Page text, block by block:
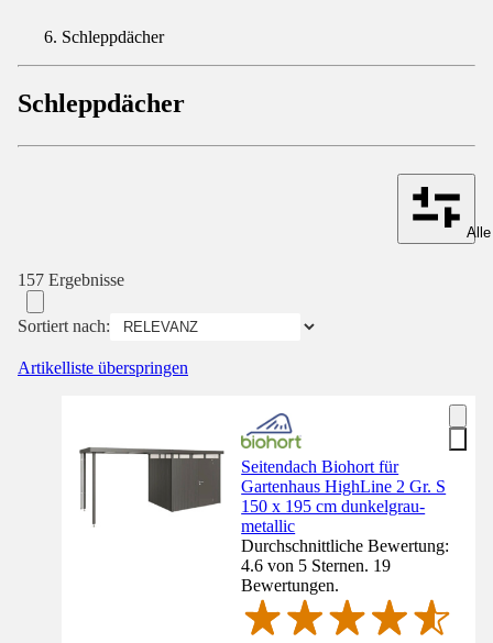
Schleppdächer
Schleppdächer
157 Ergebnisse
Sortiert nach:
Artikelliste überspringen
Seitendach Biohort für
Gartenhaus HighLine 2 Gr. S
150 x 195 cm dunkelgrau-
metallic
Durchschnittliche Bewertung:
4.6 von 5 Sternen. 19
Bewertungen.